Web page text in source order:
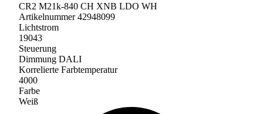
CR2 M21k-840 CH XNB LDO WH
Artikelnummer 42948099
Lichtstrom
19043
Steuerung
Dimmung DALI
Korrelierte Farbtemperatur
4000
Farbe
Weiß